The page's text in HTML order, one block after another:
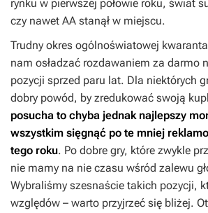
rynku w pierwszej połowie roku, świat
czy nawet AA stanął w miejscu.
Trudny okres ogólnoświatowej
nam osładzać rozdawaniem za darmo
pozycji sprzed paru lat. Dla niektórych
dobry powód, by zredukować swoją
posucha to chyba jednak najlepszy
wszystkim sięgnąć po te mniej
tego roku. Po dobre gry, które zwykle
nie mamy na nie czasu wśród zalewu
Wybraliśmy szesnaście takich pozycji,
względów – warto przyjrzeć się bliżej.